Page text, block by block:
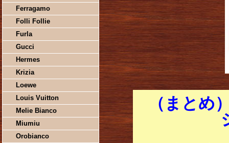
Ferragamo
Folli Follie
Furla
Gucci
Hermes
Krizia
Loewe
Louis Vuitton
Melie Bianco
Miumiu
Orobianco
（まとめ